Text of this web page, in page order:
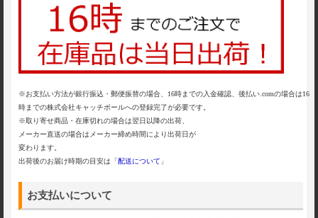
※お支払い方法が銀行振込・郵便振替の場合、16時までの入金確認、後払い.comの場合は16
時までの株式会社キャッチボールへの登録完了が必要です。
※取り寄せ商品・在庫切れの場合は翌日以降の出荷、
メーカー直送の場合はメーカー締め時間により出荷日が
変わります。
出荷後のお届け時期の目安は「 配送について 」
お支払いについて